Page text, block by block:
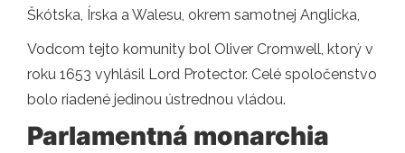
Škótska, Írska a Walesu, okrem samotnej Anglicka,
Vodcom tejto komunity bol Oliver Cromwell, ktorý v
roku 1653 vyhlásil Lord Protector. Celé spoločenstvo
bolo riadené jedinou ústrednou vládou.
Parlamentná monarchia